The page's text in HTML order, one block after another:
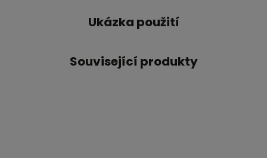
Ukázka použití
Související produkty